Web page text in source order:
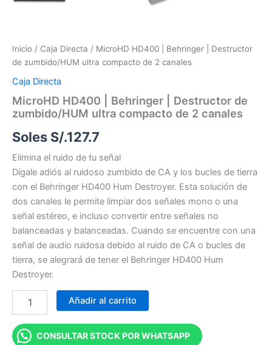
Inicio / Caja Directa / MicroHD HD400 | Behringer | Destructor
de zumbido/HUM ultra compacto de 2 canales
Caja Directa
MicroHD HD400 | Behringer | Destructor de
zumbido/HUM ultra compacto de 2 canales
Soles S/.127.7
Elimina el ruido de tu señal
Dígale adiós al ruidoso zumbido de CA y los bucles de tierra
con el Behringer HD400 Hum Destroyer. Esta solución de
dos canales le permite limpiar dos señales mono o una
señal estéreo, e incluso convertir entre señales no
balanceadas y balanceadas. Cuando se encuentre con una
señal de audio ruidosa debido al ruido de CA o bucles de
tierra, se alegrará de tener el Behringer HD400 Hum
Destroyer.
Añadir al carrito
CONSULTAR STOCK POR WHATSAPP